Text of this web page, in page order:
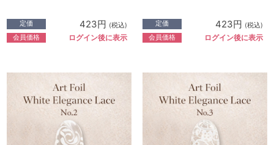
定価 423円 (税込)
会員価格 ログイン後に表示
定価 423円 (税込)
会員価格 ログイン後に表示